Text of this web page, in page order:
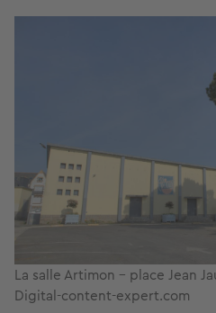
La salle Artimon - place Jean
Digital-content-expert.com